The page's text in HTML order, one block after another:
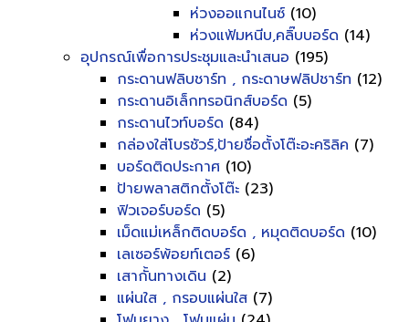
ห่วงออแกนไนซ์ (10)
ห่วงแฟ้มหนีบ,คลิ๊บบอร์ด (14)
อุปกรณ์เพื่อการประชุมและนำเสนอ (195)
กระดานฟลิบชาร์ท , กระดาษฟลิปชาร์ท (12)
กระดานอิเล็กทรอนิกส์บอร์ด (5)
กระดานไวท์บอร์ด (84)
กล่องใส่โบรชัวร์,ป้ายชื่อตั้งโต๊ะอะคริลิค (7)
บอร์ดติดประกาศ (10)
ป้ายพลาสติกตั้งโต๊ะ (23)
ฟิวเจอร์บอร์ด (5)
เม็ดแม่เหล็กติดบอร์ด , หมุดติดบอร์ด (10)
เลเซอร์พ้อยท์เตอร์ (6)
เสากั้นทางเดิน (2)
แผ่นใส , กรอบแผ่นใส (7)